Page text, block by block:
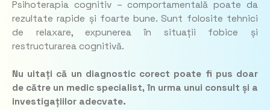
Psihoterapia cognitiv – comportamentală poate da
rezultate rapide și foarte bune. Sunt folosite tehnici
de relaxare, expunerea în situații fobice și
restructurarea cognitivă.
Nu uitați că un diagnostic corect poate fi pus doar
de către un medic specialist, în urma unui consult și a
investigațiilor adecvate.